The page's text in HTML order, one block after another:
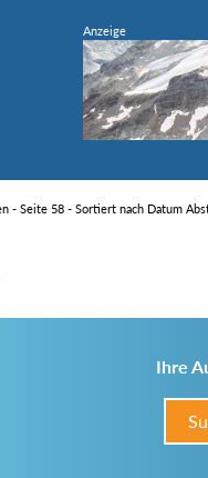
- Seite 58 - Sortiert nach Datum
Ihre